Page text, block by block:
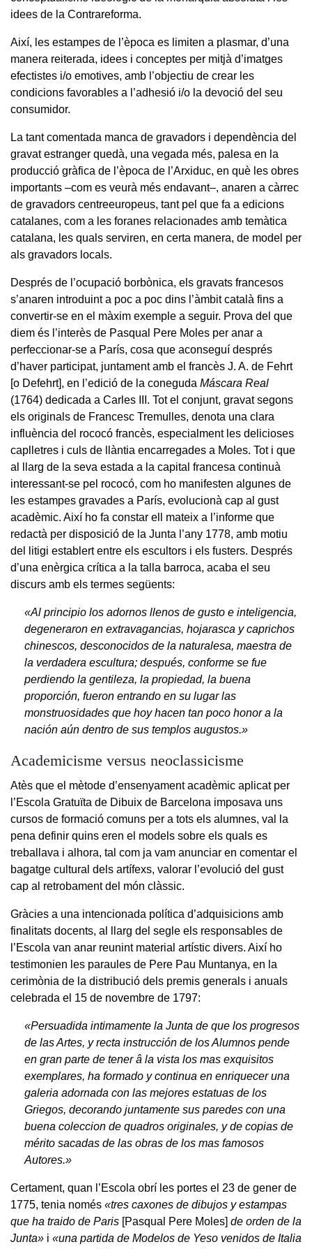
idees de la Contrareforma.
Així, les estampes de l’època es limiten a plasmar, d’una
manera reiterada, idees i conceptes per mitjà d’imatges
efectistes i/o emotives, amb l’objectiu de crear les
condicions favorables a l’adhesió i/o la devoció del seu
consumidor.
La tant comentada manca de gravadors i dependència del
gravat estranger quedà, una vegada més, palesa en la
producció gràfica de l’època de l’Arxiduc, en què les obres
importants –com es veurà més endavant–, anaren a càrrec
de gravadors centreeuropeus, tant pel que fa a edicions
catalanes, com a les foranes relacionades amb temàtica
catalana, les quals serviren, en certa manera, de model per
als gravadors locals.
Després de l’ocupació borbònica, els gravats francesos
s’anaren introduint a poc a poc dins l’àmbit català fins a
convertir-se en el màxim exemple a seguir. Prova del que
diem és l’interès de Pasqual Pere Moles per anar a
perfeccionar-se a París, cosa que aconseguí després
d’haver participat, juntament amb el francès J. A. de Fehrt
[o Defehrt], en l’edició de la coneguda Máscara Real
(1764) dedicada a Carles III. Tot el conjunt, gravat segons
els originals de Francesc Tremulles, denota una clara
influència del rococó francès, especialment les delicioses
caplletres i culs de llàntia encarregades a Moles. Tot i que
al llarg de la seva estada a la capital francesa continuà
interessant-se pel rococó, com ho manifesten algunes de
les estampes gravades a París, evolucionà cap al gust
acadèmic. Així ho fa constar ell mateix a l’informe que
redactà per disposició de la Junta l’any 1778, amb motiu
del litigi establert entre els escultors i els fusters. Després
d’una enèrgica crítica a la talla barroca, acaba el seu
discurs amb els termes següents:
«Al principio los adornos llenos de gusto e inteligencia,
degeneraron en extravagancias, hojarasca y caprichos
chinescos, desconocidos de la naturalesa, maestra de
la verdadera escultura; después, conforme se fue
perdiendo la gentileza, la propiedad, la buena
proporción, fueron entrando en su lugar las
monstruosidades que hoy hacen tan poco honor a la
nación aún dentro de sus templos augustos.»
Academicisme versus neoclassicisme
Atès que el mètode d’ensenyament acadèmic aplicat per
l’Escola Gratuïta de Dibuix de Barcelona imposava uns
cursos de formació comuns per a tots els alumnes, val la
pena definir quins eren el models sobre els quals es
treballava i alhora, tal com ja vam anunciar en comentar el
bagatge cultural dels artífexs, valorar l’evolució del gust
cap al retrobament del món clàssic.
Gràcies a una intencionada política d’adquisicions amb
finalitats docents, al llarg del segle els responsables de
l’Escola van anar reunint material artístic divers. Així ho
testimonien les paraules de Pere Pau Muntanya, en la
cerimònia de la distribució dels premis generals i anuals
celebrada el 15 de novembre de 1797:
«Persuadida intimamente la Junta de que los progresos
de las Artes, y recta instrucción de los Alumnos pende
en gran parte de tener â la vista los mas exquisitos
exemplares, ha formado y continua en enriquecer una
galeria adornada con las mejores estatuas de los
Griegos, decorando juntamente sus paredes con una
buena coleccion de quadros originales, y de copias de
mérito sacadas de las obras de los mas famosos
Autores.»
Certament, quan l’Escola obrí les portes el 23 de gener de
1775, tenia només «tres caxones de dibujos y estampas
que ha traido de Paris [Pasqual Pere Moles] de orden de la
Junta» i «una partida de Modelos de Yeso venidos de Italia